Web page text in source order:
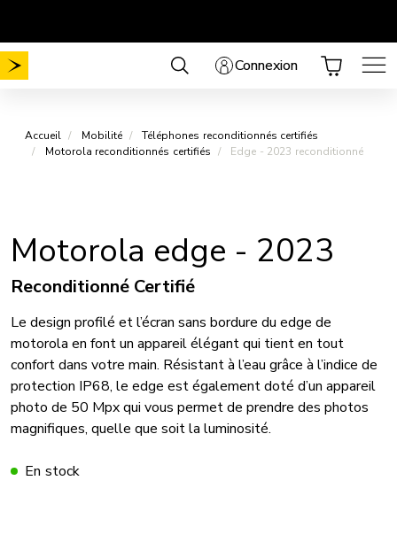
contenu
Connexion
Accueil Mobilité
Téléphones reconditionnés certifiés
Motorola reconditionnés certifiés
Edge - 2023 reconditionné
Motorola edge - 2023
Reconditionné Certifié
Le design profilé et l’écran sans bordure du edge de
motorola en font un appareil élégant qui tient en tout
confort dans votre main. Résistant à l’eau grâce à l’indice de
protection IP68, le edge est également doté d’un appareil
photo de 50 Mpx qui vous permet de prendre des photos
magnifiques, quelle que soit la luminosité.
En stock